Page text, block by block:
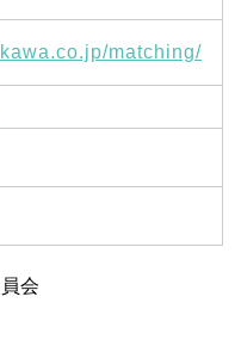
matching/
会